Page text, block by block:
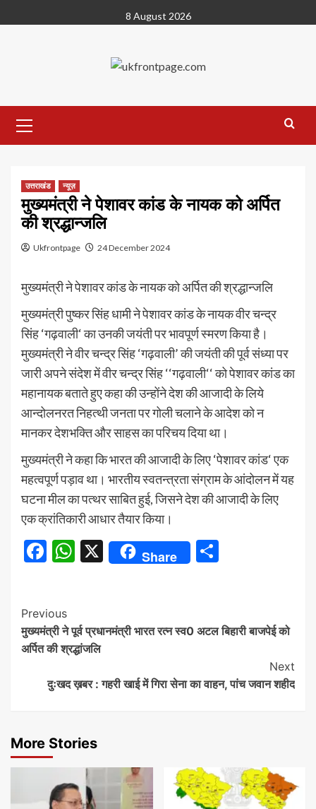
to
8 August 2026
Menu
उत्तराखंड न्यूज़
मुख्यमंत्री ने पेशावर कांड के नायक को अर्पित
की श्रद्धान्जलि
Ukfrontpage 24 December 2024
मुख्यमंत्री ने पेशावर कांड के नायक को अर्पित की श्रद्धान्जलि
मुख्यमंत्री पुष्कर सिंह धामी ने पेशावर कांड के नायक वीर चन्द्र
सिंह ‘गढ़वाली‘ का उनकी जयंती पर भावपूर्ण स्मरण किया है।
मुख्यमंत्री ने वीर चन्द्र सिंह ‘गढ़वाली’ की जयंती की पूर्व संध्या पर
जारी अपने संदेश में वीर चन्द्र सिंह ‘‘गढ़वाली‘‘ को पेशावर कांड का
महानायक बताते हुए कहा की उन्होंने देश की आजादी के लिये
आन्दोलनरत निहत्थी जनता पर गोली चलाने के आदेश को न
मानकर देशभक्ति और साहस का परिचय दिया था।
मुख्यमंत्री ने कहा कि भारत की आजादी के लिए ‘पेशावर कांड‘ एक
महत्वपूर्ण पड़ाव था। भारतीय स्वतन्त्रता संग्राम के आंदोलन में यह
घटना मील का पत्थर साबित हुई, जिसने देश की आजादी के लिए
एक क्रांतिकारी आधार तैयार किया।
Facebook
WhatsApp
X Share
Continue
Reading
Previous
मुख्यमंत्री ने पूर्व प्रधानमंत्री भारत रत्न स्व0 अटल बिहारी बाजपेई को
अर्पित की श्रद्धांजलि
Next
दुःखद ख़बर : गहरी खाई में गिरा सेना का वाहन, पांच जवान शहीद
More Stories